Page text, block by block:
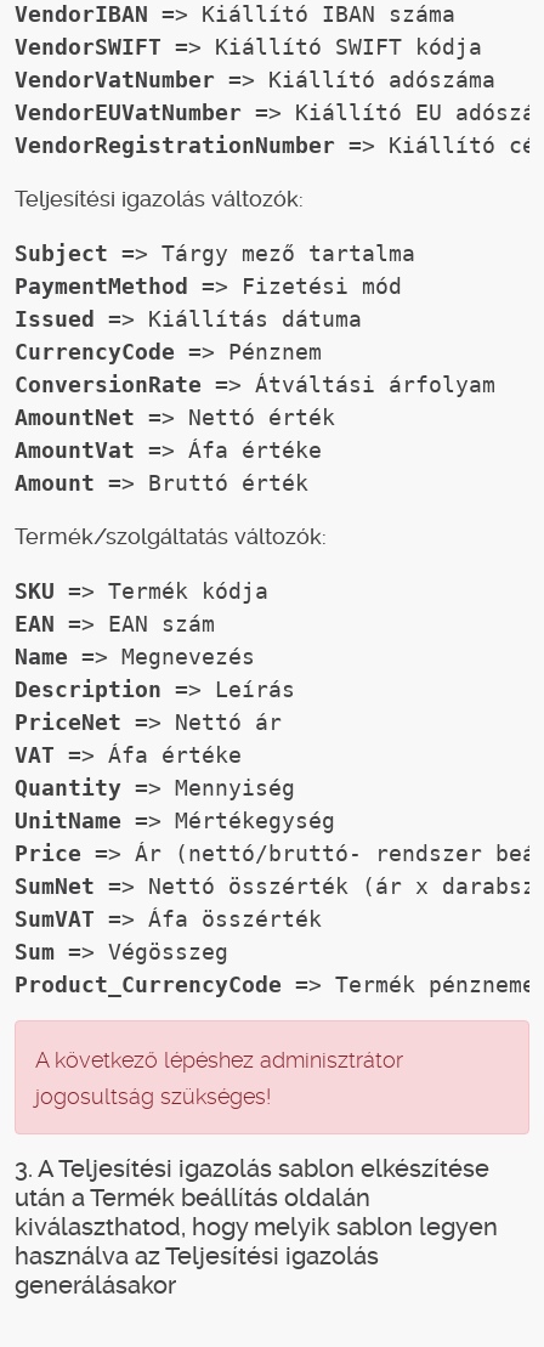
VendorIBAN => Kiállító IBAN száma
VendorSWIFT => Kiállító SWIFT kódja
VendorVatNumber => Kiállító adószáma
VendorEUVatNumber => Kiállító EU
VendorRegistrationNumber => Kiállító
Teljesítési igazolás változók:
Subject => Tárgy mező tartalma
PaymentMethod => Fizetési mód
Issued => Kiállítás dátuma
CurrencyCode => Pénznem
ConversionRate => Átváltási árfolyam
AmountNet => Nettó érték
AmountVat => Áfa értéke
Amount => Bruttó érték
Termék/szolgáltatás változók:
SKU => Termék kódja
EAN => EAN szám
Name => Megnevezés
Description => Leírás
PriceNet => Nettó ár
VAT => Áfa értéke
Quantity => Mennyiség
UnitName => Mértékegység
Price => Ár (nettó/bruttó- rendszer
SumNet => Nettó összérték (ár x
SumVAT => Áfa összérték
Sum => Végösszeg
Product_CurrencyCode => Termék pénzneme
A következő lépéshez adminisztrátor
jogosultság szükséges!
3. A Teljesítési igazolás sablon elkészítése
után a Termék beállítás oldalán
kiválaszthatod, hogy melyik sablon legyen
használva az Teljesítési igazolás
generálásakor